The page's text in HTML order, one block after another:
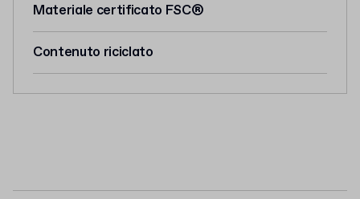
Materiale certificato FSC®
Contenuto riciclato